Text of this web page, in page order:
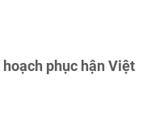
phục hận Việt